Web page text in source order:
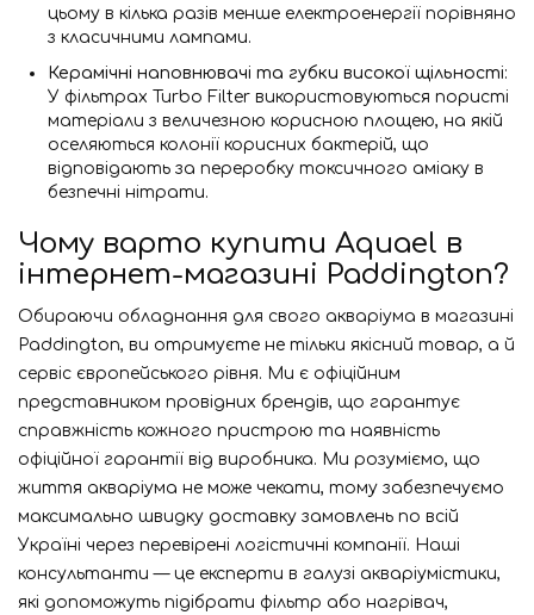
цьому в кілька разів менше електроенергії порівняно
з класичними лампами.
Керамічні наповнювачі та губки високої щільності:
У фільтрах Turbo Filter використовуються пористі
матеріали з величезною корисною площею, на якій
оселяються колонії корисних бактерій, що
відповідають за переробку токсичного аміаку в
безпечні нітрати.
Чому варто купити Aquael в
інтернет-магазині Paddington?
Обираючи обладнання для свого акваріума в магазині
Paddington, ви отримуєте не тільки якісний товар, а й
сервіс європейського рівня. Ми є офіційним
представником провідних брендів, що гарантує
справжність кожного пристрою та наявність
офіційної гарантії від виробника. Ми розуміємо, що
життя акваріума не може чекати, тому забезпечуємо
максимально швидку доставку замовлень по всій
Україні через перевірені логістичні компанії. Наші
консультанти — це експерти в галузі акваріумістики,
які допоможуть підібрати фільтр або нагрівач,